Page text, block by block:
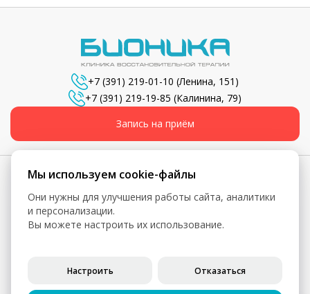
+7 (391) 219-01-10 (Ленина, 151)
+7 (391) 219-19-85 (Калинина, 79)
Запись на приём
© 2026, Бионика - Сеть медицинских центров
Вся информация, включая цены, представлена для
Политика конфиденциальности
Мы используем cookie-файлы
Они нужны для улучшения работы сайта, аналитики
и персонализации.
Вы можете настроить их использование.
Настроить Отказаться